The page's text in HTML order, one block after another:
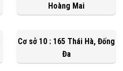
Hoàng Mai
Cơ sở 10 : 165 Thái Hà, Đống
Đa